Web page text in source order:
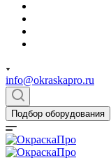
info@okraskapro.ru
Подбор оборудования